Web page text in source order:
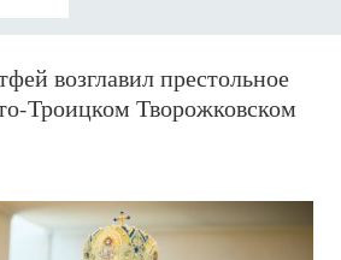
возглавил престольное
Троицком Творожковском